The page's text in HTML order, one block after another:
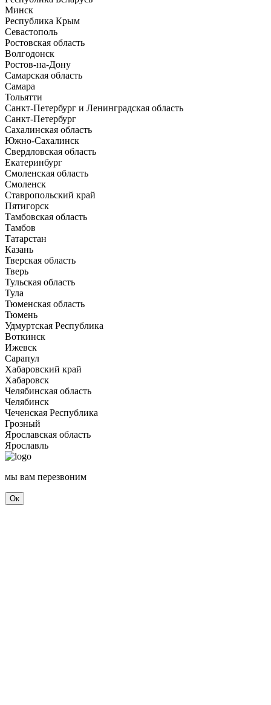
Минск
Республика Крым
Севастополь
Ростовская область
Волгодонск
Ростов-на-Дону
Самарская область
Самара
Тольятти
Санкт-Петербург и Ленинградская область
Санкт-Петербург
Сахалинская область
Южно-Сахалинск
Свердловская область
Екатеринбург
Смоленская область
Смоленск
Ставропольский край
Пятигорск
Тамбовская область
Тамбов
Татарстан
Казань
Тверская область
Тверь
Тульская область
Тула
Тюменская область
Тюмень
Удмуртская Республика
Воткинск
Ижевск
Сарапул
Хабаровский край
Хабаровск
Челябинская область
Челябинск
Чеченская Республика
Грозный
Ярославская область
Ярославль
мы вам перезвоним
Ок